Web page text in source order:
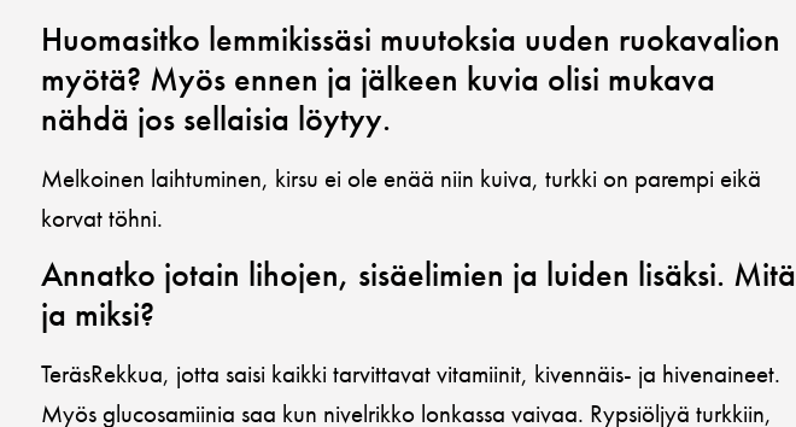
Huomasitko lemmikissäsi muutoksia uuden ruokavalion
myötä? Myös ennen ja jälkeen kuvia olisi mukava
nähdä jos sellaisia löytyy.
Melkoinen laihtuminen, kirsu ei ole enää niin kuiva, turkki on parempi eikä
korvat töhni.
Annatko jotain lihojen, sisäelimien ja luiden lisäksi. Mitä
ja miksi?
TeräsRekkua, jotta saisi kaikki tarvittavat vitamiinit, kivennäis- ja hivenaineet.
Myös glucosamiinia saa kun nivelrikko lonkassa vaivaa. Rypsiöljyä turkkiin,